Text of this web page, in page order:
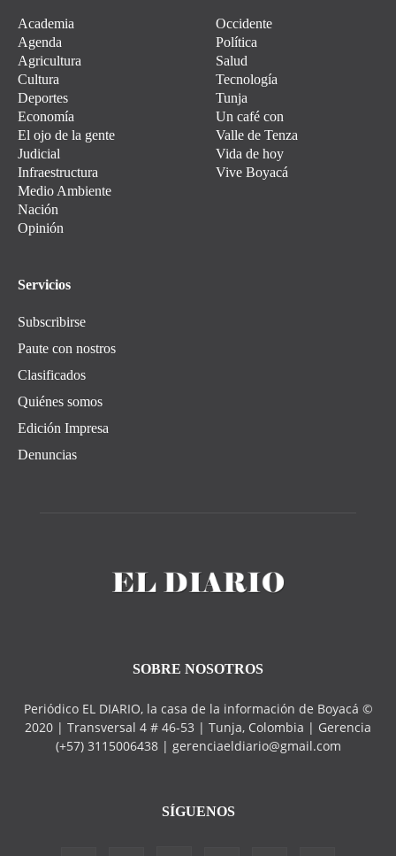
Academia
Agenda
Agricultura
Cultura
Deportes
Economía
El ojo de la gente
Judicial
Infraestructura
Medio Ambiente
Nación
Opinión
Occidente
Política
Salud
Tecnología
Tunja
Un café con
Valle de Tenza
Vida de hoy
Vive Boyacá
Servicios
Subscribirse
Paute con nostros
Clasificados
Quiénes somos
Edición Impresa
Denuncias
SOBRE NOSOTROS
Periódico EL DIARIO, la casa de la información de Boyacá ©
2020 | Transversal 4 # 46-53 | Tunja, Colombia | Gerencia
(+57) 3115006438 | gerenciaeldiario@gmail.com
SÍGUENOS